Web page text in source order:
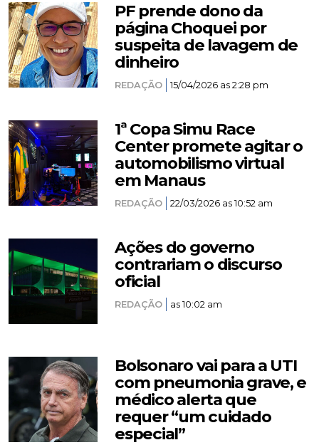
PF prende dono da
página Choquei por
suspeita de lavagem de
dinheiro
REDAÇÃO 15/04/2026 as 2:28 pm
1ª Copa Simu Race
Center promete agitar o
automobilismo virtual
em Manaus
REDAÇÃO 22/03/2026 as 10:52 am
Ações do governo
contrariam o discurso
oficial
REDAÇÃO as 10:02 am
Bolsonaro vai para a UTI
com pneumonia grave, e
médico alerta que
requer “um cuidado
especial”